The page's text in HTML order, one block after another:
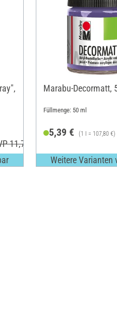
11,79 €
Marabu-Decormatt,
Füllmenge: 50 ml
5,39 € (1 l = 107,80 €)
Weitere Varianten